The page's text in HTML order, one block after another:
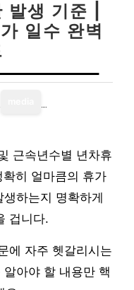
생 기준 |
일수 완벽
근속년수별 년차휴
히 얼마큼의 휴가
하는지 명확하게
겁니다.
에 자주 헷갈리시는
아야 할 내용만 핵